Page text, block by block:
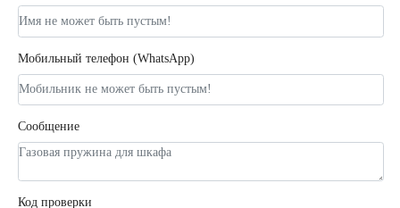
Мобильный телефон (WhatsApp)
Сообщение
Код проверки